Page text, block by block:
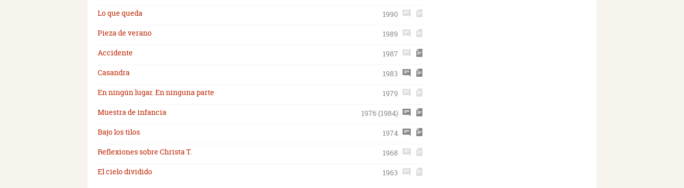
Lo que queda
1990
Pieza de verano
1989
Accidente
1987
Casandra
1983
En ningún lugar. En ninguna parte
1979
Muestra de infancia
1976 (1984)
Bajo los tilos
1974
Reflexiones sobre Christa T.
1968
El cielo dividido
1963